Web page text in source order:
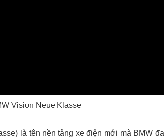
Vision Neue Klasse
là tên nền tảng xe điện mới mà BMW